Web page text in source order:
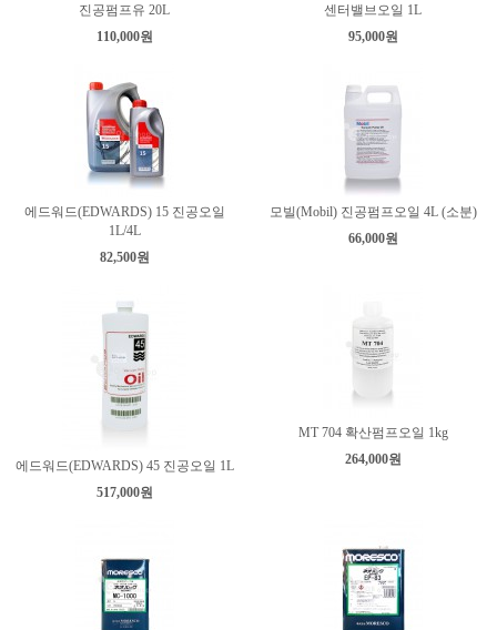
진공펌프유 20L
110,000원
센터밸브오일 1L
95,000원
에드워드(EDWARDS) 15 진공오일
1L/4L
82,500원
모빌(Mobil) 진공펌프오일 4L (소분)
66,000원
에드워드(EDWARDS) 45 진공오일 1L
517,000원
MT 704 확산펌프오일 1kg
264,000원